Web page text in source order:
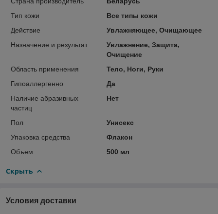
Тип кожи
Все типы кожи
Действие
Увлажняющее, Очищающее
Назначение и результат
Увлажнение, Защита,
Очищение
Область применения
Тело, Ноги, Руки
Гипоаллергенно
Да
Наличие абразивных
частиц
Нет
Пол
Унисекс
Упаковка средства
Флакон
Объем
500 мл
Скрыть
Условия доставки